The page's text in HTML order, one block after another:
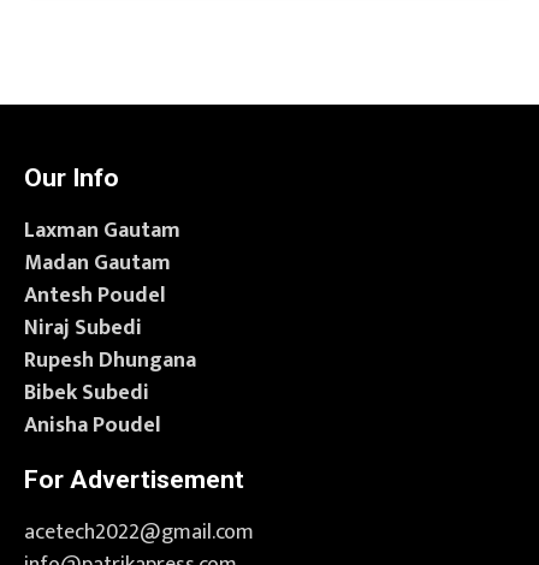
Our Info
Laxman Gautam
Madan Gautam
Antesh Poudel
Niraj Subedi
Rupesh Dhungana
Bibek Subedi
Anisha Poudel
For Advertisement
acetech2022@gmail.com